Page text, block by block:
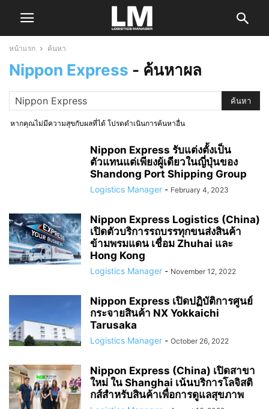
หน้าแรก ค้นหา
Nippon Express - ค้นหาผล
หากคุณไม่มีความสุขกับผลที่ได้ โปรดดำเนินการค้นหาอื่น
Nippon Express รับแต่งตั้งเป็น
ตัวแทนแต่เพียงผู้เดียวในญี่ปุ่นของ
Shandong Port Shipping Group
Logistics Manager - February 4, 2023
Nippon Express Logistics (China)
เปิดตัวบริการรถบรรทุกขนส่งสินค้า
ข้ามพรมแดน เชื่อม Zhuhai และ
Hong Kong
Logistics Manager - November 12, 2022
Nippon Express เปิดปฏิบัติการศูนย์
กระจายสินค้า NX Yokkaichi
Tarusaka
Logistics Manager - October 26, 2022
Nippon Express (China) เปิดสาขา
ใหม่ ใน Shanghai เน้นบริการโลจิสติ
กส์สำหรับสินค้าเพื่อการดูแลสุขภาพ